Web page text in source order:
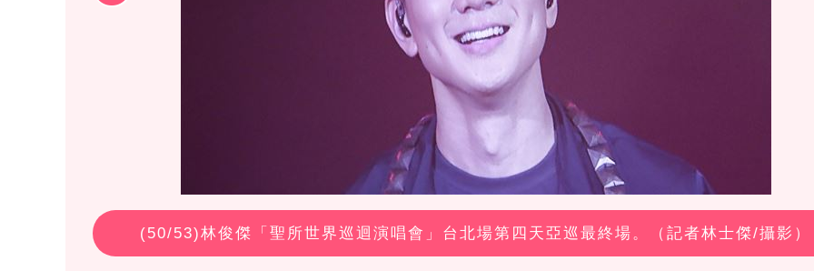
(50/53)林俊傑「聖所世界巡迴演唱會」台北場第四天亞巡最終場。（記者林士傑/攝影）